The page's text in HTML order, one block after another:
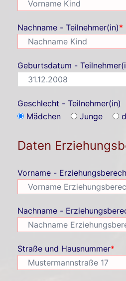
Nachname - Teilnehmer(in)*
Geburtsdatum -
Geschlecht - Teilnehmer(in)
Mädchen
Junge
Daten
Vorname -
Nachname -
Straße und Hausnummer*